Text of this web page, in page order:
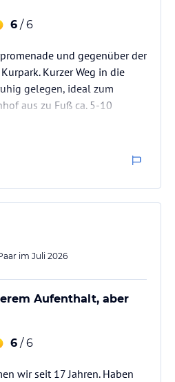
lies vor der Buchung die
6 / 6
und gegenüber der
Kurzer Weg in die
gelegen, ideal zum
aus zu Fuß ca. 5-10
im Juli 2026
Aufenthalt, aber
6 / 6
wir seit 17 Jahren. Haben